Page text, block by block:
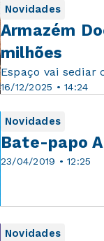
Novidades
16/12/2025 • 14:24
Armazém
milhões
Espaço vai
Novidades
23/04/2019 • 12:25
Bate-papo
Novidades